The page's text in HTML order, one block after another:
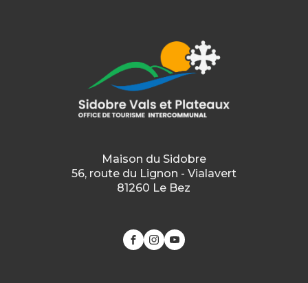
Maison du Sidobre
56, route du Lignon - Vialavert
81260 Le Bez